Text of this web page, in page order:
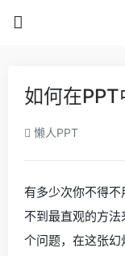
如何在
懒人PPT
有多少次你不得
不到最直观的方
个问题，在这张